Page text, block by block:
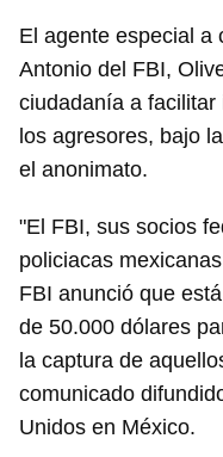
El agente especial a
Antonio del FBI,
ciudadanía a
los agresores, bajo
el anonimato.
"El FBI, sus socios
policiacas
FBI anunció que
de 50.000 dólares
la captura de
comunicado
Unidos en México.